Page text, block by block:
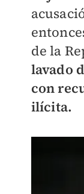
de la
lavado
con
ilícita.